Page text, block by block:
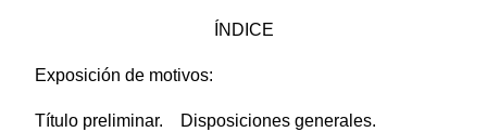
ÍNDICE
Exposición de motivos:
Título preliminar. Disposiciones generales.